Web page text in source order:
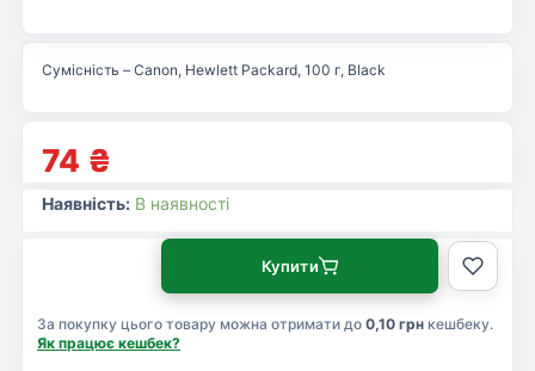
74 ₴
Сумісність – Canon, Hewlett Packard, 100 г, Black
Наявність: В наявності
За покупку цього товару можна отримати до 0,10 грн кешбеку.
Як працює кешбек?
Купити